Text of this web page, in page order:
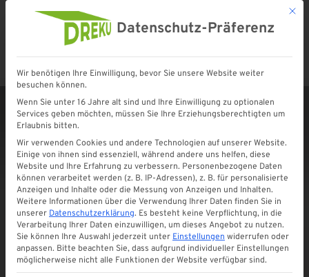
Startseite»Shop»Rahmenprofil Edel | WEISS | 8 & 10 MM | für FESTE SEITENWAND
Mit
Datenschutz-Präferenz
Wir benötigen Ihre Einwilligung, bevor Sie unsere Website weiter
besuchen können.
Wenn Sie unter 16 Jahre alt sind und Ihre Einwilligung zu optionalen
Services geben möchten, müssen Sie Ihre Erziehungsberechtigten um
Erlaubnis bitten.
Wir verwenden Cookies und andere Technologien auf unserer Website.
Einige von ihnen sind essenziell, während andere uns helfen, diese
Website und Ihre Erfahrung zu verbessern. Personenbezogene Daten
können verarbeitet werden (z. B. IP-Adressen), z. B. für personalisierte
Anzeigen und Inhalte oder die Messung von Anzeigen und Inhalten.
Weitere Informationen über die Verwendung Ihrer Daten finden Sie in
unserer Datenschutzerklärung. Es besteht keine Verpflichtung, in die
Verarbeitung Ihrer Daten einzuwilligen, um dieses Angebot zu nutzen.
Sie können Ihre Auswahl jederzeit unter Einstellungen widerrufen oder
anpassen. Bitte beachten Sie, dass aufgrund individueller Einstellungen
möglicherweise nicht alle Funktionen der Website verfügbar sind.